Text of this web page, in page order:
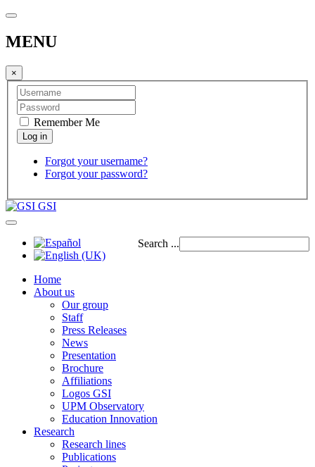
MENU
×
Remember Me
Forgot your username?
Forgot your password?
GSI
Search ...
Home
About us
Our group
Staff
Press Releases
News
Presentation
Brochure
Affiliations
Logos GSI
UPM Observatory
Education Innovation
Research
Research lines
Publications